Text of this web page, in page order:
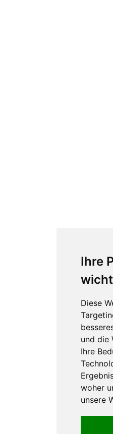
Ihre
Diese
und die
Ihre
woher
unsere